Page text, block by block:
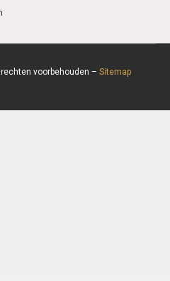
voorbehouden – Sitemap